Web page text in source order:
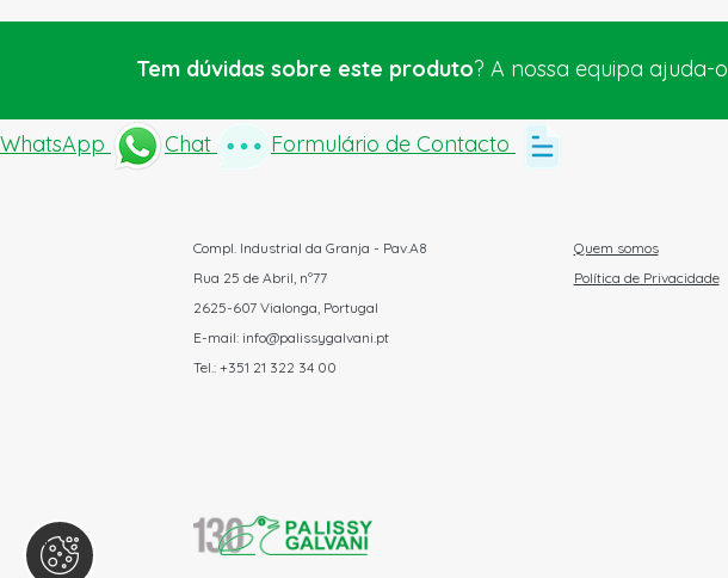
Tem dúvidas sobre este produto? A nossa equipa ajuda-o
WhatsApp Chat Formulário de Contacto
Compl. Industrial da Granja - Pav.A8
Rua 25 de Abril, nº77
2625-607 Vialonga, Portugal
E-mail: info@palissygalvani.pt
Tel.: +351 21 322 34 00
Quem somos
Política de Privacidade